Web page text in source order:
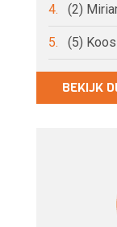
4. (2)
5. (5)
BEKIJK